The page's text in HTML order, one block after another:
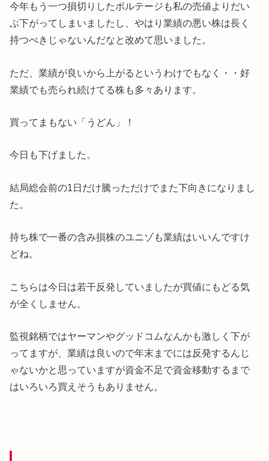
今年もう一つ損切りしたボルテージも私の売値よりだい
ぶ下がってしまいましたし、やはり業績の悪い株は長く
持つべきじゃないんだなと改めて思いました。
ただ、業績が良いから上がるというわけでもなく・・好
業績でも売られ続けてる株も多々あります。
買ってまもない「うどん」！
今日も下げました。
結局総会前の1日だけ騰っただけでまた下向きになりまし
た。
持ち株で一番の含み損株のユニゾも業績はいいんですけ
どね。
こちらは今日は若干反発していましたが買値にもどる気
が全くしません。
監視銘柄ではヤーマンやグッドコムなんかも激しく下が
ってますが、業績は良いので年末までには反発するんじ
ゃないかと思っていますが資金不足で資金移動するまで
はいろいろ買えそうもありません。